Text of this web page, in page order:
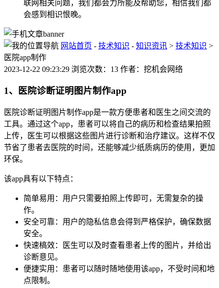
联网相关问题，我们都会力所能及帮助您，相信我们都
会感到相识恨晚。
网站首页 - 技术知识 - 知识资讯 > 技术知识 >
医院app制作
2023-12-22 09:23:29 浏览次数：13 作者：挖机会网络
1、医院诊断证明图片制作app
医院诊断证明图片制作app是一款方便患者和医生之间交流的
工具。通过这个app，患者可以将自己的病历和检查结果拍照
上传，医生可以根据这些图片进行诊断和治疗建议。这样不仅
节省了患者去医院的时间，还能够减少纸质病历的使用，更加
环保。
该app具有以下特点：
简单易用：用户只需要拍照上传即可，无需复杂的操
作。
安全可靠：用户的隐私信息会得到严格保护，确保数据
安全。
快速槁效：医生可以及时查看患者上传的图片，并给出
诊断意见。
便捷实用：患者可以随时随地使用该app，不受时间和地
点限制。